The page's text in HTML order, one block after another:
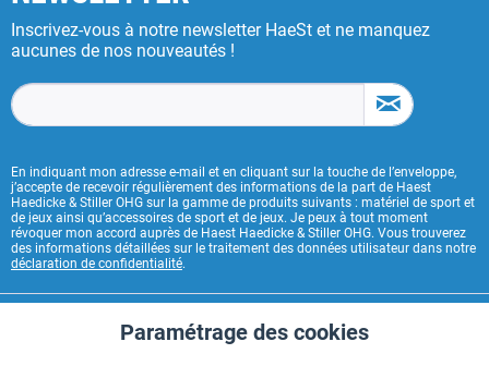
Inscrivez-vous à notre newsletter HaeSt et ne manquez
aucunes de nos nouveautés !
En indiquant mon adresse e-mail et en cliquant sur la touche de l’enveloppe,
j’accepte de recevoir régulièrement des informations de la part de Haest
Haedicke & Stiller OHG sur la gamme de produits suivants : matériel de sport et
de jeux ainsi qu’accessoires de sport et de jeux. Je peux à tout moment
révoquer mon accord auprès de Haest Haedicke & Stiller OHG. Vous trouverez
des informations détaillées sur le traitement des données utilisateur dans notre
déclaration de confidentialité.
Fonctionnels Aktiv
Paramétrage des cookies